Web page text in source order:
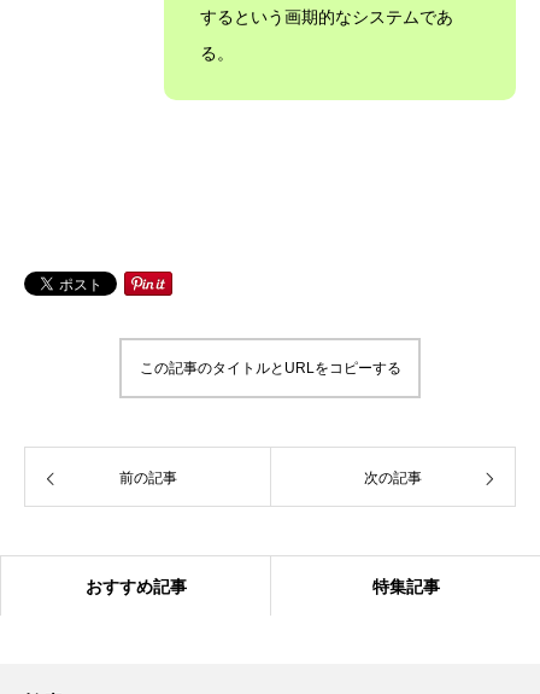
するという画期的なシステムであ
る。
この記事のタイトルとURLをコピーする
前の記事 次の記事
おすすめ記事 特集記事